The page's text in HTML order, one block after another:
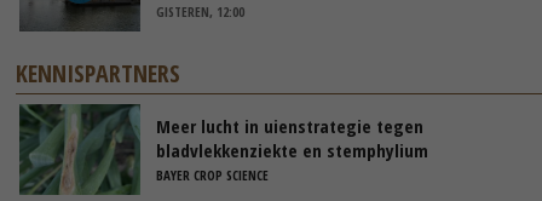
GISTEREN, 12:00
KENNISPARTNERS
Meer lucht in uienstrategie tegen
bladvlekkenziekte en stemphylium
BAYER CROP SCIENCE